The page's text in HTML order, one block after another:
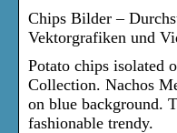
Chips Bilder –
Vektorgrafiken und
Potato chips isolated
Collection. Nachos
on blue background.
fashionable trendy.